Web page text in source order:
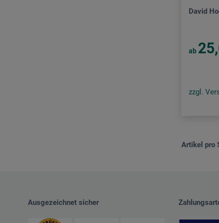
David
ab
zzgl.
Artikel pro
Ausgezeichnet sicher